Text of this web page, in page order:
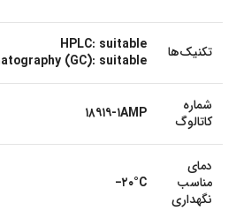
تکنیک‌ها
HPLC: suitable
(GC): suitable
شماره
کاتالوگ
۱۸۹۱۹-۱AMP
دمای
مناسب
نگهداری
−۲۰°C